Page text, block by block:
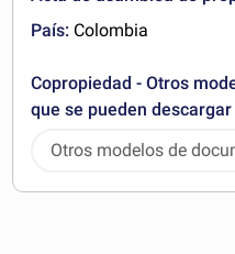
País: Colombia
Copropiedad - Otros
que se pueden descargar
Otros modelos de
pueden descargar